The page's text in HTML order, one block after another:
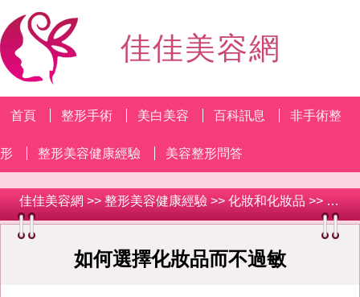
佳佳美容網
首頁 整形手術 美白美容 百科訊息 非手術整
形 整形美容健康經驗 美容整形問答
佳佳美容網 >> 整形美容健康經驗 >> 化妝和化妝品 >> 如何選擇化妝品而不過敏
如何選擇化妝品而不過敏